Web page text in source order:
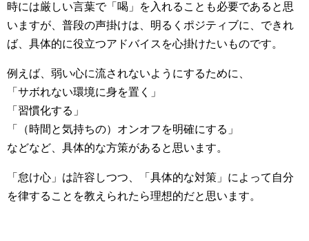
時には厳しい言葉で「喝」を入れることも必要であると思
いますが、普段の声掛けは、明るくポジティブに、できれ
ば、具体的に役立つアドバイスを心掛けたいものです。
例えば、弱い心に流されないようにするために、
「サボれない環境に身を置く」
「習慣化する」
「（時間と気持ちの）オンオフを明確にする」
などなど、具体的な方策があると思います。
「怠け心」は許容しつつ、「具体的な対策」によって自分
を律することを教えられたら理想的だと思います。